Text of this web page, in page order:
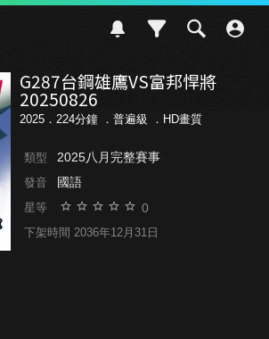
G287台鋼雄鷹VS富邦悍將
20250826
2025．224分鐘 ． 普遍級 ．HD畫質
類型 2025八月完整賽事
發音 國語
星等 0
下架時間 2036年12月31日